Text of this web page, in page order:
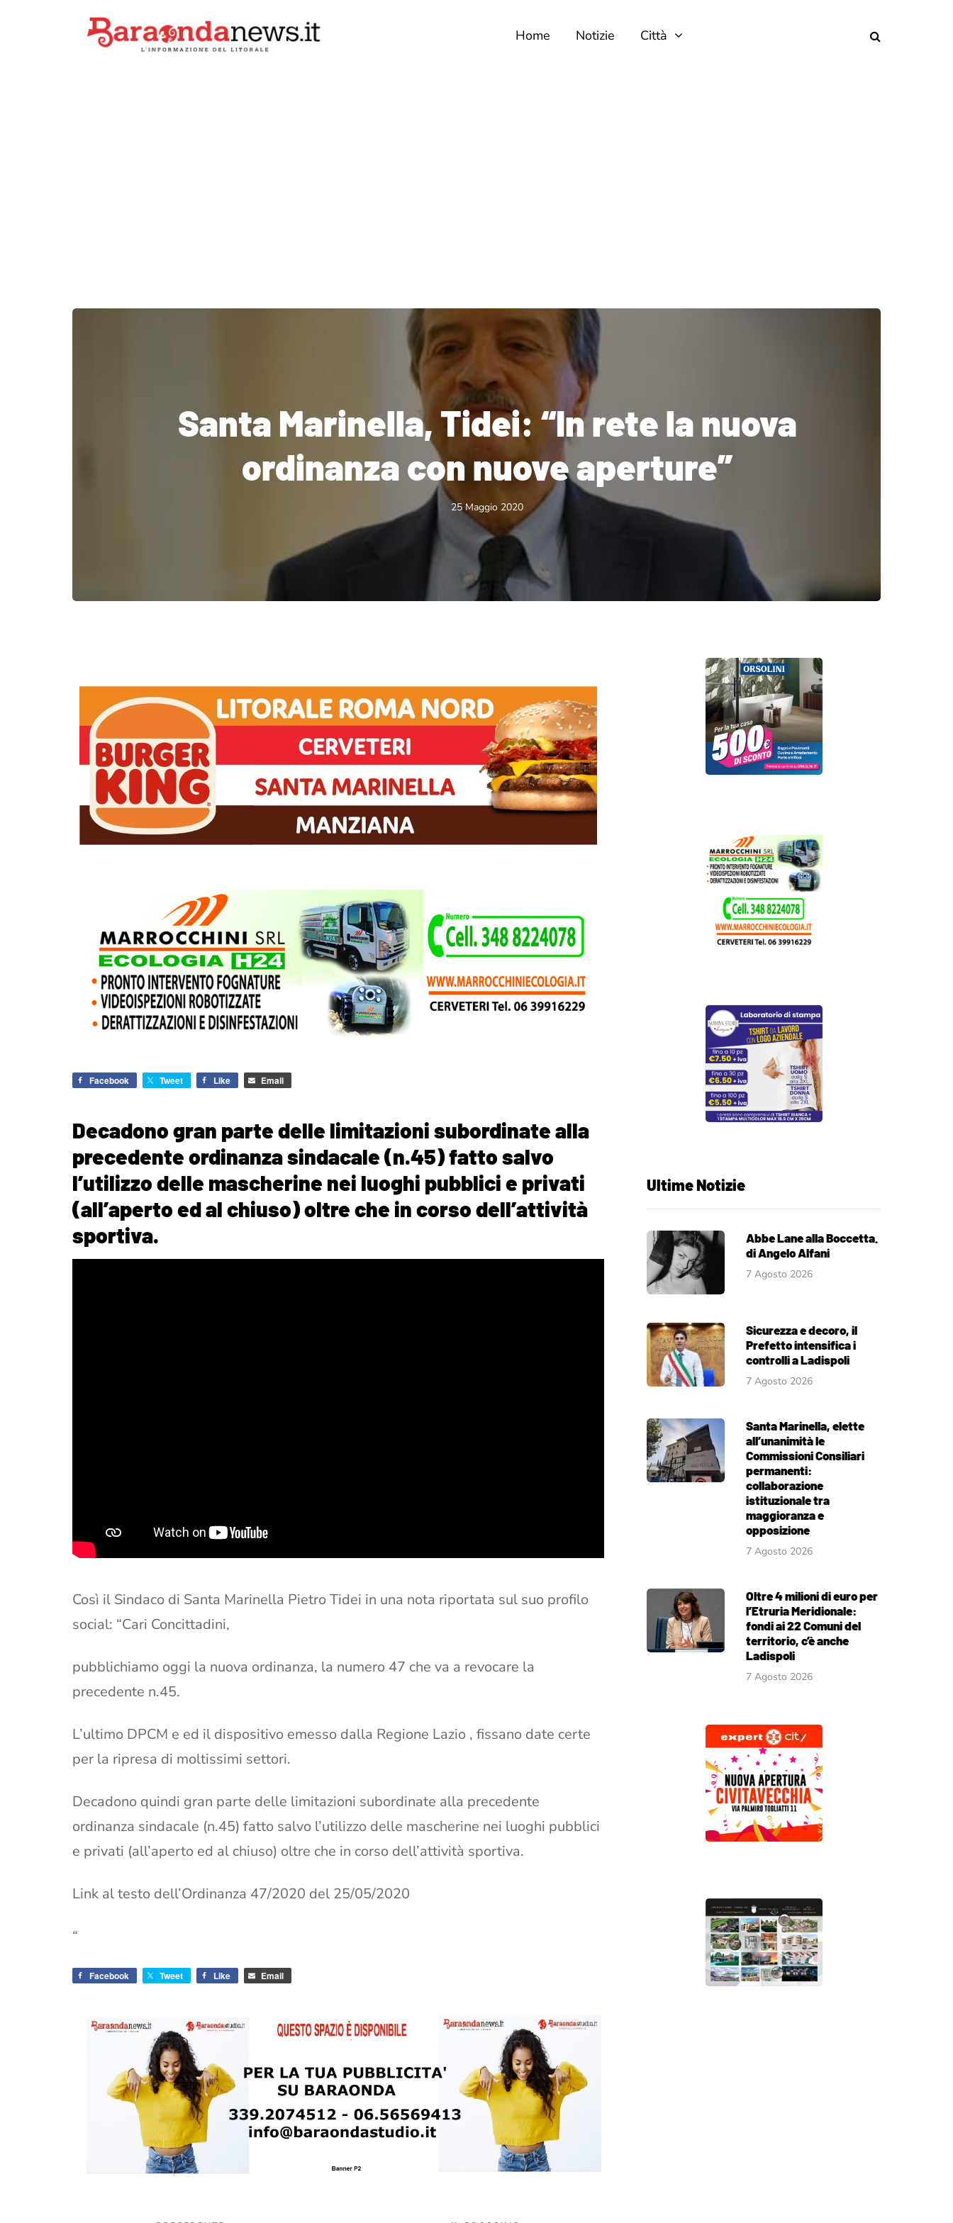
Home Notizie Città
Santa Marinella, Tidei: “In rete la nuova
ordinanza con nuove aperture”
25 Maggio 2020
Facebook Tweet Like Email
Decadono gran parte delle limitazioni subordinate alla
precedente ordinanza sindacale (n.45) fatto salvo
l’utilizzo delle mascherine nei luoghi pubblici e privati
(all’aperto ed al chiuso) oltre che in corso dell’attività
sportiva.
Così il Sindaco di Santa Marinella Pietro Tidei in una nota riportata sul suo profilo
social: “Cari Concittadini,
pubblichiamo oggi la nuova ordinanza, la numero 47 che va a revocare la
precedente n.45.
L’ultimo DPCM e ed il dispositivo emesso dalla Regione Lazio , fissano date certe
per la ripresa di moltissimi settori.
Decadono quindi gran parte delle limitazioni subordinate alla precedente
ordinanza sindacale (n.45) fatto salvo l’utilizzo delle mascherine nei luoghi pubblici
e privati (all’aperto ed al chiuso) oltre che in corso dell’attività sportiva.
Link al testo dell’Ordinanza 47/2020 del 25/05/2020
“
Facebook Tweet Like Email
Ultime Notizie
Abbe Lane alla Boccetta.
di Angelo Alfani
7 Agosto 2026
Sicurezza e decoro, il
Prefetto intensifica i
controlli a Ladispoli
7 Agosto 2026
Santa Marinella, elette
all’unanimità le
Commissioni Consiliari
permanenti:
collaborazione
istituzionale tra
maggioranza e
opposizione
7 Agosto 2026
Oltre 4 milioni di euro per
l’Etruria Meridionale:
fondi ai 22 Comuni del
territorio, c’è anche
Ladispoli
7 Agosto 2026